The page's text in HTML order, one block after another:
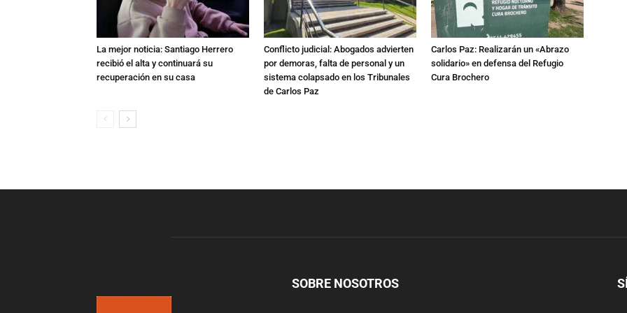
La mejor noticia: Santiago Herrero
recibió el alta y continuará su
recuperación en su casa
Conflicto judicial: Abogados advierten
por demoras, falta de personal y un
sistema colapsado en los Tribunales
de Carlos Paz
Carlos Paz: Realizarán un «Abrazo
solidario» en defensa del Refugio
Cura Brochero
SOBRE NOSOTROS